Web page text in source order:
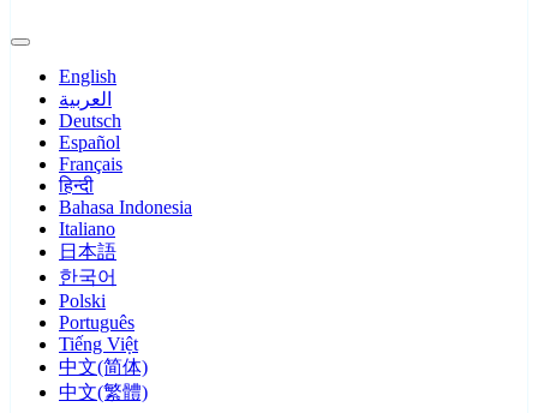
English
العربية
Deutsch
Español
Français
हिन्दी
Bahasa Indonesia
Italiano
日本語
한국어
Polski
Português
Tiếng Việt
中文(简体)
中文(繁體)